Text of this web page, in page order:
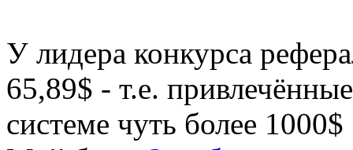
У лидера конкурса
65,89$ - т.е.
системе чуть более 1000$